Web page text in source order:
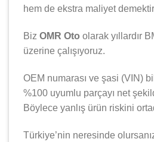
hem de ekstra maliyet
Biz OMR Oto olarak yıllardır
üzerine çalışıyoruz.
OEM numarası ve şasi (VIN)
%100 uyumlu parçayı net
Böylece yanlış ürün riskini
Türkiye’nin neresinde